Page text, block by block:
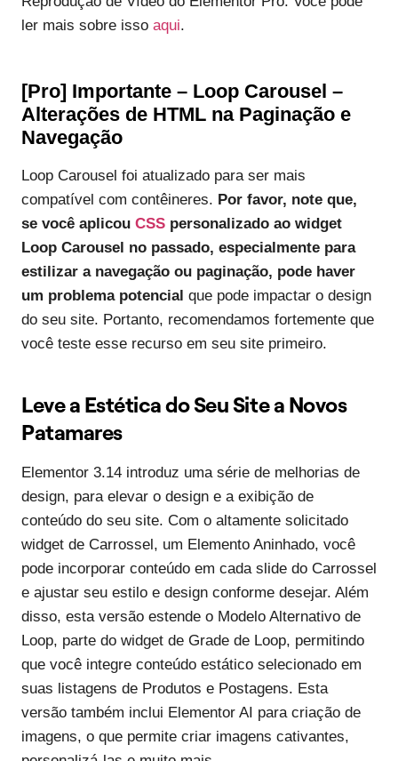
ler mais sobre isso aqui.
[Pro] Importante – Loop Carousel –
Alterações de HTML na Paginação e
Navegação
Loop Carousel foi atualizado para ser mais
compatível com contêineres. Por favor, note que,
se você aplicou CSS personalizado ao widget
Loop Carousel no passado, especialmente para
estilizar a navegação ou paginação, pode haver
um problema potencial que pode impactar o design
do seu site. Portanto, recomendamos fortemente que
você teste esse recurso em seu site primeiro.
Leve a Estética do Seu Site a Novos
Patamares
Elementor 3.14 introduz uma série de melhorias de
design, para elevar o design e a exibição de
conteúdo do seu site. Com o altamente solicitado
widget de Carrossel, um Elemento Aninhado, você
pode incorporar conteúdo em cada slide do Carrossel
e ajustar seu estilo e design conforme desejar. Além
disso, esta versão estende o Modelo Alternativo de
Loop, parte do widget de Grade de Loop, permitindo
que você integre conteúdo estático selecionado em
suas listagens de Produtos e Postagens. Esta
versão também inclui Elementor AI para criação de
imagens, o que permite criar imagens cativantes,